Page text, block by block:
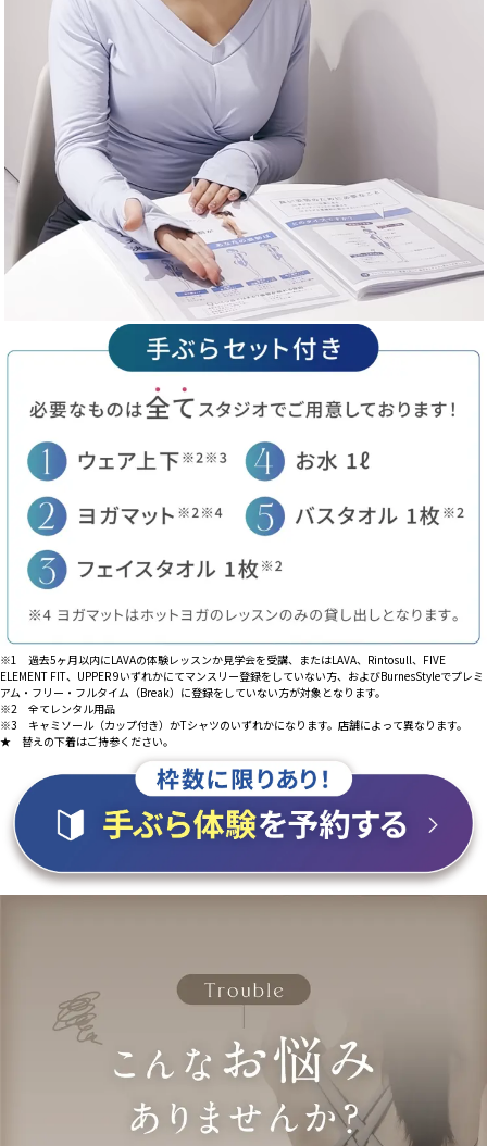
※1 過去5ヶ月以内にLAVAの体験レッスンか見学会を受講、またはLAVA、Rintosull、FIVE
ELEMENT FIT、UPPER 9いずれかにてマンスリー登録をしていない方、およびBurnesStyleでプレミ
アム・フリー・フルタイム（Break）に登録をしていない方が対象となります。
※2 全てレンタル用品
※3 キャミソール（カップ付き）かTシャツのいずれかになります。店舗によって異なります。
★ 替えの下着はご持参ください。